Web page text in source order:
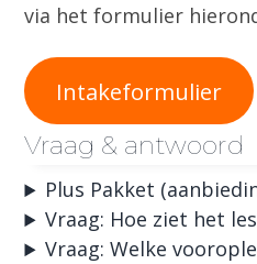
via het formulier
Intakeformulier
Vraag & antwoord
Plus Pakket
Vraag: Hoe ziet het
Vraag: Welke